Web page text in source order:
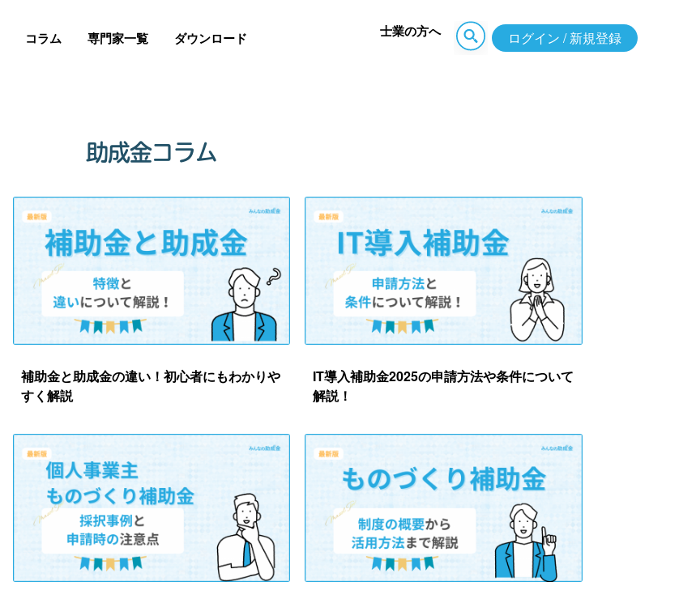
コラム 専門家一覧 ダウンロード 士業の方へ ログイン / 新規登録
助成金コラム
補助金と助成金の違い！初心者にもわかりや
すく解説
IT導入補助金2025の申請方法や条件について
解説！